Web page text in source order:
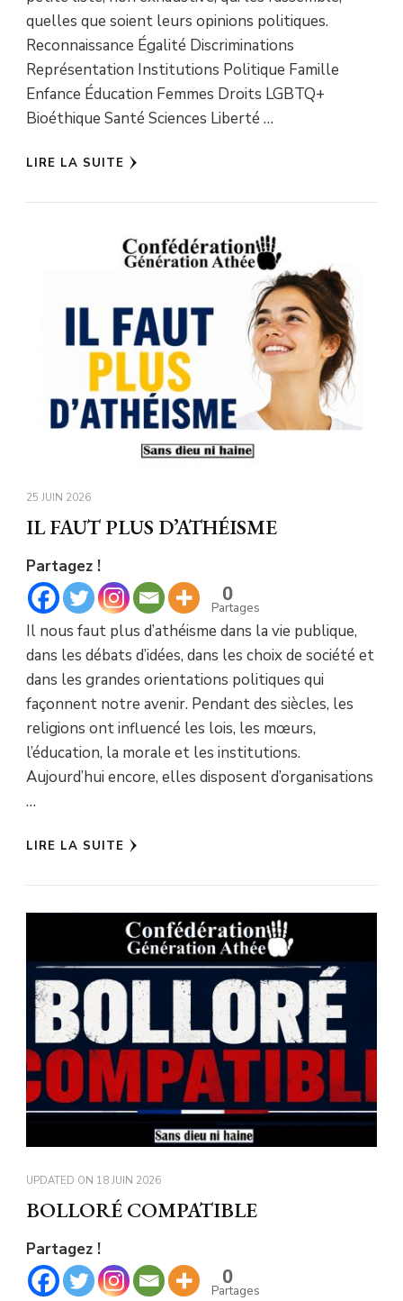
quelles que soient leurs opinions politiques.
Reconnaissance Égalité Discriminations
Représentation Institutions Politique Famille
Enfance Éducation Femmes Droits LGBTQ+
Bioéthique Santé Sciences Liberté …
LIRE LA SUITE
25 JUIN 2026
IL FAUT PLUS D’ATHÉISME
Partagez !
0
Partages
Il nous faut plus d’athéisme dans la vie publique,
dans les débats d’idées, dans les choix de société et
dans les grandes orientations politiques qui
façonnent notre avenir. Pendant des siècles, les
religions ont influencé les lois, les mœurs,
l’éducation, la morale et les institutions.
Aujourd’hui encore, elles disposent d’organisations
…
LIRE LA SUITE
UPDATED ON 18 JUIN 2026
BOLLORÉ COMPATIBLE
Partagez !
0
Partages